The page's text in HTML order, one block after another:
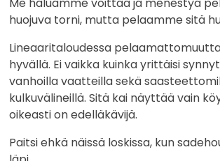
huojuva torni, mutta pelaamme sitä
Lineaaritaloudessa
hyvällä. Ei vaikka kuinka yrittäisi
vanhoilla vaatteilla sekä
kulkuvälineillä. Sitä kai näyttää vain
oikeasti on edelläkävijä.
Paitsi ehkä näissä loskissa, kun